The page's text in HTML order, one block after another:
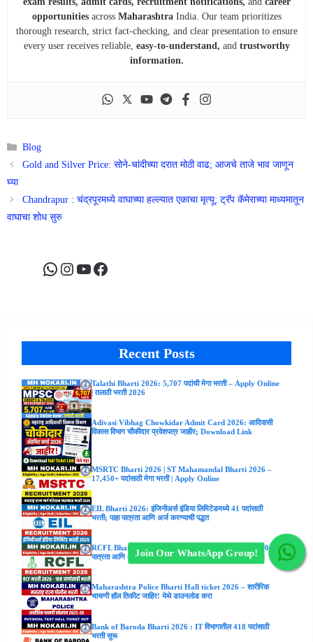
opportunitiesacross MaharashtraIndia. Our team prioritizes
thorough research, strict fact-checking, and clear presentation to ensure
every user receives reliable, easy-to-understand, and trustworthy
information.
Categories
Blog
Gold and Silver Price: सोने-चांदीच्या दरात मोठी वाढ; आजचे ताजे भाव जाणून
घ्या
Chandrapur : चंद्रपूरमध्ये वाघाच्या हल्ल्यात एकाचा मृत्यू; ट्रॅप कॅमेराच्या माध्यमातून
वाघाचा शोध सुरु
WhatsApp
Instagram
YouTube
Facebook
Recent Posts
Talathi Bharti 2026: 5,707 पदांची मेगा भरती – Apply Online
| तलाठी भरती 2026
Adivasi Vibhag Chowkidar Admit Card 2026: आदिवासी
विकास विभाग चौकीदार प्रवेशपत्र जाहीर; Download Link
MSRTC Bharti 2026 | ST Mahamandal Bharti 2026 –
17,450+ पदांसाठी मेगा भरती | Apply Online
EIL Bharti 2026: इंजिनीअर्स इंडिया लिमिटेडमध्ये 41 पदांसाठी
भरती; पाहा पात्रता आणि अर्ज करण्याची पद्धत
RCFL Bharti 2026: 188 जागांसाठी मोठी भरती! पगार ₹47,800;
पात्रता आणि अर्जाची संपूर्ण माहिती.
Maharashtra Police Bharti Hall ticket 2026 – शारीरिक
चाचणी हॉल तिकीट जाहिर! येथे डाउनलोड करा
Bank of Baroda Bharti 2026 : IT विभागातील 418 पदांसाठी
भरती सुरू
Join Our WhatsApp Group!